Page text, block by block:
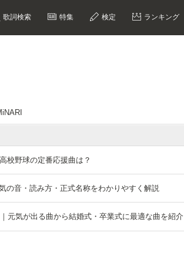
歌詞検索 特集 検定 ランキング
校野球の定番応援曲は？
の音・読み方・正式名称をわかりやすく解説
元気が出る曲から結婚式・卒業式に最適な曲を紹介